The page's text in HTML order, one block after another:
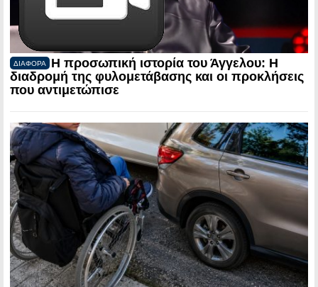
ΔΙΑΦΟΡΑ
Η προσωπική ιστορία του Άγγελου: Η
διαδρομή της φυλομετάβασης και οι προκλήσεις
που αντιμετώπισε